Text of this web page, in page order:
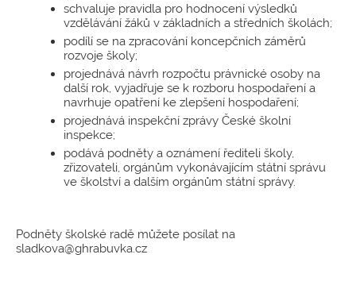
schvaluje pravidla pro hodnocení výsledků
vzdělávání žáků v základních a středních školách;
podílí se na zpracování koncepčních záměrů
rozvoje školy;
projednává návrh rozpočtu právnické osoby na
další rok, vyjadřuje se k rozboru hospodaření a
navrhuje opatření ke zlepšení hospodaření;
projednává inspekční zprávy České školní
inspekce;
podává podněty a oznámení řediteli školy,
zřizovateli, orgánům vykonávajícím státní správu
ve školství a dalším orgánům státní správy.
Podněty školské radě můžete posílat na
sladkova@ghrabuvka.cz